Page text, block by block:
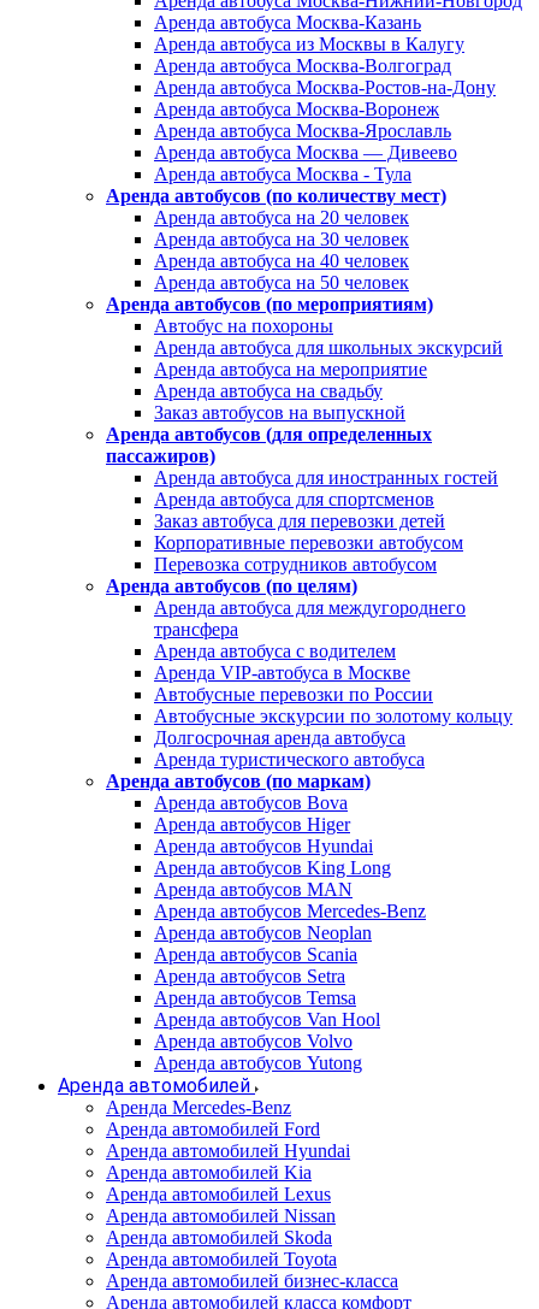
Аренда автобуса Москва-Казань
Аренда автобуса из Москвы в Калугу
Аренда автобуса Москва-Волгоград
Аренда автобуса Москва-Ростов-на-Дону
Аренда автобуса Москва-Воронеж
Аренда автобуса Москва-Ярославль
Аренда автобуса Москва — Дивеево
Аренда автобуса Москва - Тула
Аренда автобусов (по количеству мест)
Аренда автобуса на 20 человек
Аренда автобуса на 30 человек
Аренда автобуса на 40 человек
Аренда автобуса на 50 человек
Аренда автобусов (по мероприятиям)
Автобус на похороны
Аренда автобуса для школьных экскурсий
Аренда автобуса на мероприятие
Аренда автобуса на свадьбу
Заказ автобусов на выпускной
Аренда автобусов (для определенных
пассажиров)
Аренда автобуса для иностранных гостей
Аренда автобуса для спортсменов
Заказ автобуса для перевозки детей
Корпоративные перевозки автобусом
Перевозка сотрудников автобусом
Аренда автобусов (по целям)
Аренда автобуса для междугороднего
трансфера
Аренда автобуса с водителем
Аренда VIP-автобуса в Москве
Автобусные перевозки по России
Автобусные экскурсии по золотому кольцу
Долгосрочная аренда автобуса
Аренда туристического автобуса
Аренда автобусов (по маркам)
Аренда автобусов Bova
Аренда автобусов Higer
Аренда автобусов Hyundai
Аренда автобусов King Long
Аренда автобусов MAN
Аренда автобусов Mercedes-Benz
Аренда автобусов Neoplan
Аренда автобусов Scania
Аренда автобусов Setra
Аренда автобусов Temsa
Аренда автобусов Van Hool
Аренда автобусов Volvo
Аренда автобусов Yutong
Аренда автомобилей
Аренда Mercedes-Benz
Аренда автомобилей Ford
Аренда автомобилей Hyundai
Аренда автомобилей Kia
Аренда автомобилей Lexus
Аренда автомобилей Nissan
Аренда автомобилей Skoda
Аренда автомобилей Toyota
Аренда автомобилей бизнес-класса
Аренда автомобилей класса комфорт